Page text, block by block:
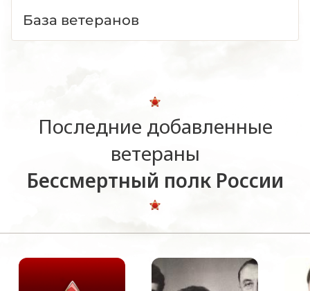
База ветеранов
Последние добавленные
ветераны
Бессмертный полк России